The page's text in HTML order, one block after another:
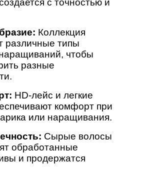
Коллекция
различные типы
чтобы
разные
HD-лейс и легкие
комфорт при
или наращивания.
Сырые волосы
обработанные
и продержатся